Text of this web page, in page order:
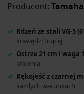
Producent:
Rdzeń ze stali VG-5
krawędzi tnącej
Ostrze 21 cm i waga
krojenia
Rękojeść z czarnej
każdych warunkach